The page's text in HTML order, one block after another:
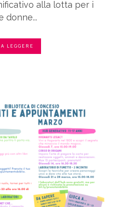
alla lotta per i
donne...
LEGGERE